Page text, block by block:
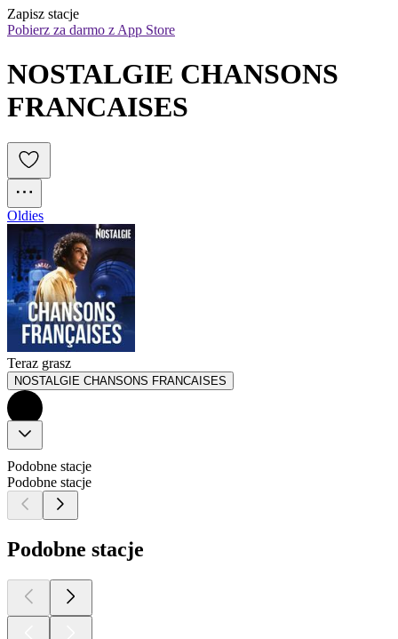
Zapisz stacje
Pobierz za darmo z App Store
NOSTALGIE CHANSONS
FRANCAISES
Oldies
Teraz grasz
NOSTALGIE CHANSONS FRANCAISES
Podobne stacje
Podobne stacje
Podobne stacje